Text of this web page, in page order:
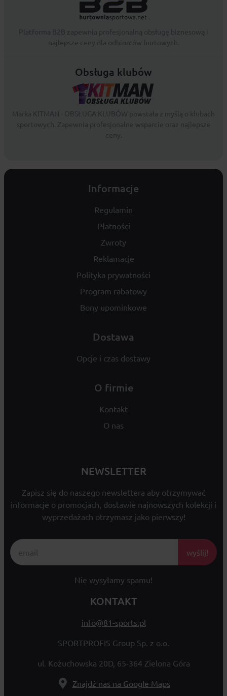
Obsługa klubów
Informacje
Regulamin
Płatności
Zwroty
Reklamacje
Polityka prywatności
Program rabatowy
Bony upominkowe
Dostawa
Opcje i czas dostawy
O firmie
Kontakt
O nas
NEWSLETTER
Zapisz się do naszego newslettera aby otrzymywać
informacje o promocjach, dostawie najnowszych kolekcji i
wyprzedażach otrzymasz jako pierwszy!
wyślij!
Nie wysyłamy spamu!
KONTAKT
info@81-sports.pl
SPORTPROFIS Group Sp. z o.o.
ul. Kożuchowska 20D, 65-364 Zielona Góra
Znajdź nas na Google Maps